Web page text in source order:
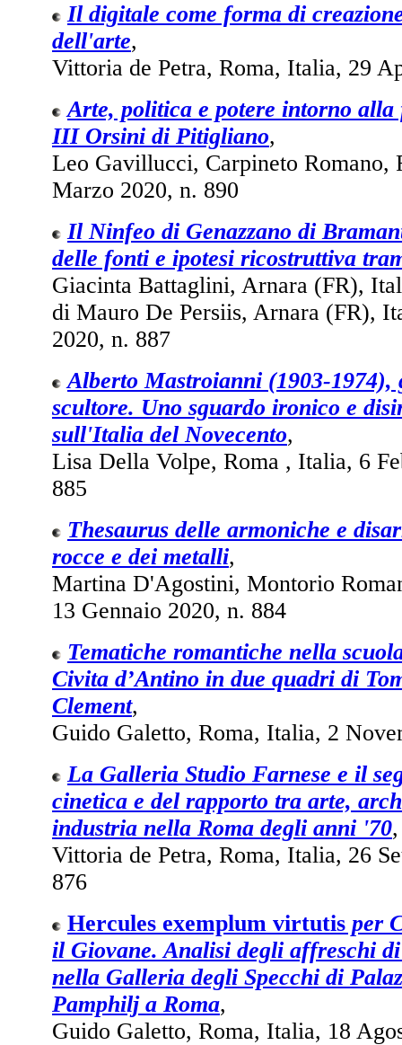
Il digitale come forma di
dell'arte,
Vittoria de Petra, Roma, Italia, 29
Arte, politica e potere intorno
III Orsini di Pitigliano,
Leo Gavillucci, Carpineto Romano,
Marzo 2020, n. 890
Il Ninfeo di Genazzano di
delle fonti e ipotesi ricostruttiva
Giacinta Battaglini, Arnara (FR),
di Mauro De Persiis, Arnara (FR),
2020, n. 887
Alberto Mastroianni (1903-
scultore. Uno sguardo ironico e
sull'Italia del Novecento,
Lisa Della Volpe, Roma , Italia, 6
885
Thesaurus delle armoniche e
rocce e dei metalli,
Martina D'Agostini, Montorio
13 Gennaio 2020, n. 884
Tematiche romantiche nella
Civita d’Antino in due quadri di
Clement,
Guido Galetto, Roma, Italia, 2
La Galleria Studio Farnese e il
cinetica e del rapporto tra arte,
industria nella Roma degli anni '70,
Vittoria de Petra, Roma, Italia, 26
876
Hercules exemplum virtutis per
il Giovane. Analisi degli affreschi
nella Galleria degli Specchi di
Pamphilj a Roma,
Guido Galetto, Roma, Italia, 18